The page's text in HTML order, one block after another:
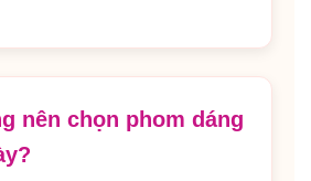
nên chọn phom dáng